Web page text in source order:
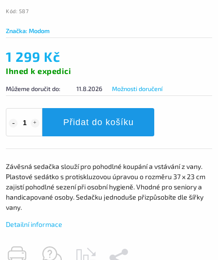
Kód: 587
Značka:Modom
1 299 Kč
Ihned k expedici
Můžeme doručit do: 11.8.2026 Možnosti doručení
Přidat do košíku
Závěsná sedačka slouží pro pohodlné koupání a vstávání z vany.
Plastové sedátko s protiskluzovou úpravou o rozměru 37 x 23 cm
zajistí pohodlné sezení při osobní hygieně. Vhodné pro seniory a
handicapované osoby. Sedačku jednoduše přizpůsobíte dle šířky
vany.
Detailní informace